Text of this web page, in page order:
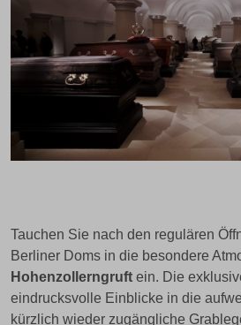
Tauchen Sie nach den regulären
Berliner Doms in die besondere
Hohenzollerngruft ein. Die
eindrucksvolle Einblicke in die
kürzlich wieder zugängliche